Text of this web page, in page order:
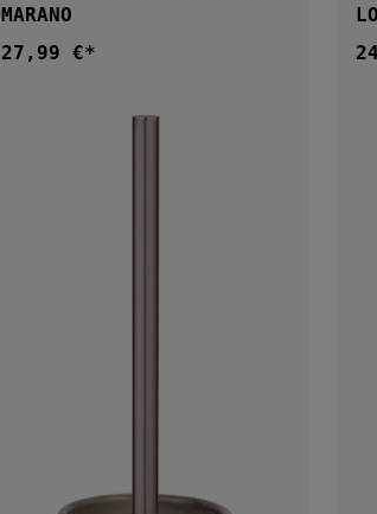
MARANO
Regulärer Preis:
27,99 €*